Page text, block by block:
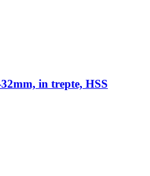
in trepte, HSS